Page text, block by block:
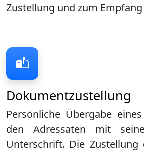
Dokumentzustellung
Persönliche Übergabe
den Adressaten mit
Unterschrift. Die Zustellung
Zustellung und zum